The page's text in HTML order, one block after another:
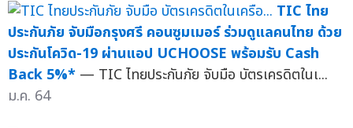
TIC ไทย
ประกันภัย จับมือกรุงศรี คอนซูมเมอร์ ร่วมดูแลคนไทย ด้วย
ประกันโควิด-19 ผ่านแอป UCHOOSE พร้อมรับ Cash
Back 5%* — TIC ไทยประกันภัย จับมือ บัตรเครดิตในเ...
ม.ค. 64